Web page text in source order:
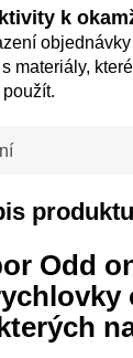
k
materiály,
produktu
Odd